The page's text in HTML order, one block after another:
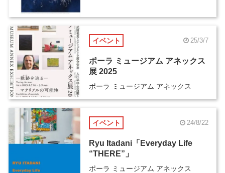
イベント 25/3/7
ポーラ ミュージアム アネックス
展 2025
ポーラ ミュージアム アネックス
イベント 24/8/22
Ryu Itadani「Everyday Life
“THERE”」
ポーラ ミュージアム アネックス